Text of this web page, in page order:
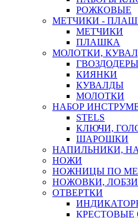
РОЖКОВЫЕ
МЕТЧИКИ -
МЕТЧИКИ
ПЛАШКА
МОЛОТКИ,
ГВОЗДОДЕРЫ
КИЯНКИ
КУВАЛДЫ
МОЛОТКИ
НАБОР
STELS
КЛЮЧИ,
ШАРОШКИ
НАПИЛЬНИКИ,
НОЖИ
НОЖНИЦЫ ПО
НОЖОВКИ,
ОТВЕРТКИ
КРЕСТОВЫЕ